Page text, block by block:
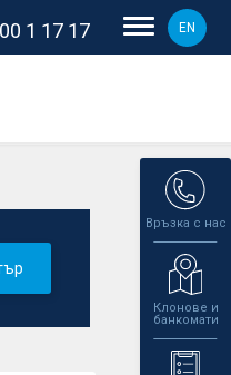
1 17 17 EN
Връзка с нас
Клонове и
банкомати